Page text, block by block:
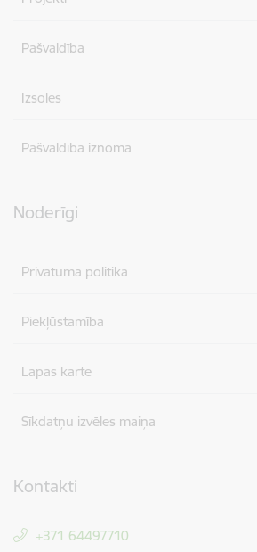
Pašvaldība
Izsoles
Pašvaldība iznomā
Noderīgi
Privātuma politika
Piekļūstamība
Lapas karte
Sīkdatņu izvēles maiņa
Kontakti
+371 64497710